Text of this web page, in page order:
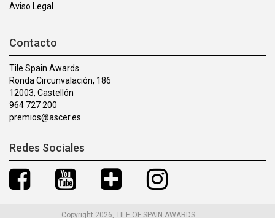
Aviso Legal
Contacto
Tile Spain Awards
Ronda Circunvalación, 186
12003, Castellón
964 727 200
premios@ascer.es
Redes Sociales
Copyright 2026, TILE OF SPAIN AWARDS